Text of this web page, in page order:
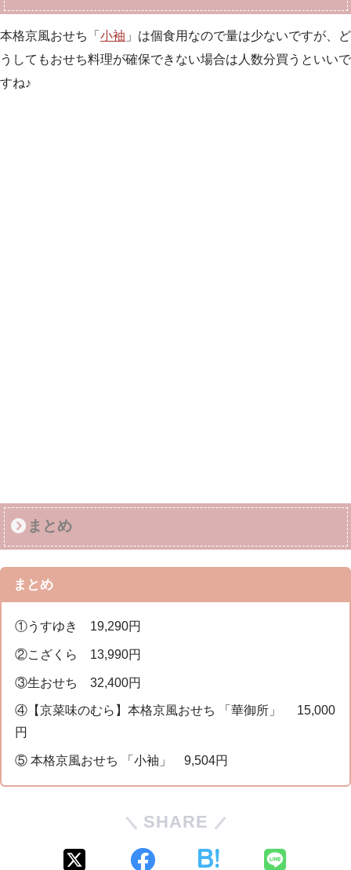
本格京風おせち「 小袖 」は個食用なので量は少ないですが、ど
うしてもおせち料理が確保できない場合は人数分買うといいで
すね♪
まとめ
まとめ
①うすゆき 19,290円
②こざくら 13,990円
③生おせち 32,400円
④【京菜味のむら】本格京風おせち 「華御所」 15,000
円
⑤ 本格京風おせち 「小袖」 9,504円
SHARE